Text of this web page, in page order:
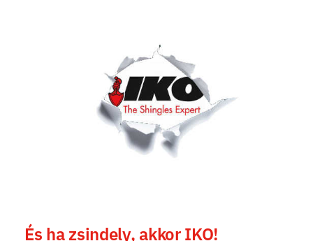
És ha zsindely, akkor IKO!